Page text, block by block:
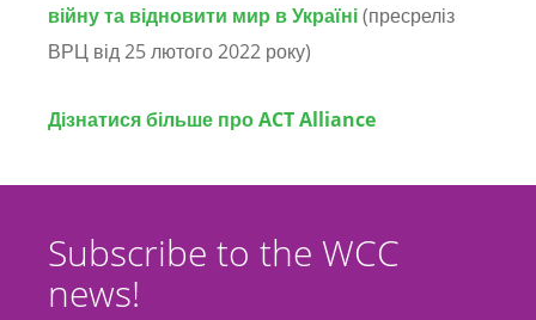
війну та відновити мир в Україні(пресреліз
ВРЦ від 25 лютого 2022 року)
Дізнатися більше про ACT Alliance
Subscribe to the WCC
news!